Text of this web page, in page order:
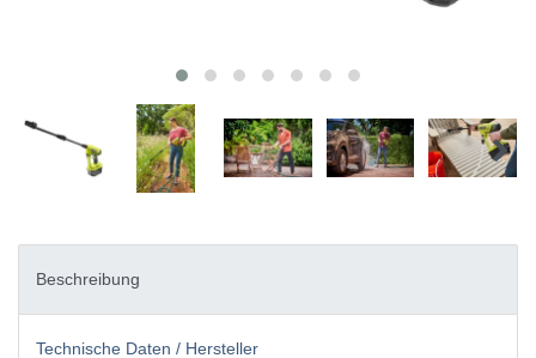
Beschreibung
Technische Daten / Hersteller